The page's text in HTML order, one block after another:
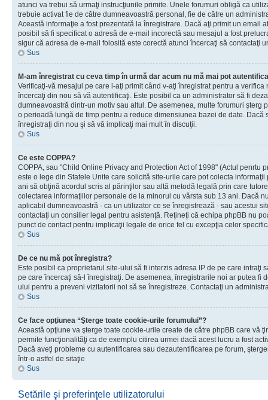
atunci va trebui să urmaţi instrucţiunile primite. Unele forumuri obligă ca
trebuie activat fie de către dumneavoastră personal, fie de către un
Această informaţie a fost prezentată la înregistrare. Dacă aţi primit un email
posibil să fi specificat o adresă de e-mail incorectă sau mesajul a fost
sigur că adresa de e-mail folosită este corectă atunci încercaţi să contactaţi
Sus
M-am înregistrat cu ceva timp în urmă dar acum nu mă mai pot
Verificaţi-vă mesajul pe care l-aţi primit când v-aţi înregistrat pentru a
încercaţi din nou să vă autentificaţi. Este posibil ca un administrator să fi
dumneavoastră dintr-un motiv sau altul. De asemenea, multe forumuri şterg
o perioadă lungă de timp pentru a reduce dimensiunea bazei de date. Dacă
înregistraţi din nou şi să vă implicaţi mai mult în discuţii.
Sus
Ce este COPPA?
COPPA, sau "Child Online Privacy and Protection Act of 1998" (Actul penrtu
este o lege din Statele Unite care solicită site-urile care pot colecta
ani să obţină acordul scris al părinţilor sau altă metodă legală prin care
colectarea informaţiilor personale de la minorul cu vârsta sub 13 ani. Dacă
aplicabil dumneavoastră - ca un utilizator ce se înregistrează - sau acestui
contactaţi un consilier legal pentru asistenţă. Reţineţi că echipa phpBB nu
punct de contact pentru implicaţii legale de orice fel cu excepţia celor
Sus
De ce nu mă pot înregistra?
Este posibil ca proprietarul site-ului să fi interzis adresa IP de pe care intraţi
pe care încercaţi să-l înregistraţi. De asemenea, înregistrarile noi ar putea fi
ului pentru a preveni vizitatorii noi să se înregistreze. Contactaţi un
Sus
Ce face opţiunea “Şterge toate cookie-urile forumului”?
Această opţiune va şterge toate cookie-urile create de către phpBB care vă
permite funcţionalităţi ca de exemplu citirea urmei dacă acest lucru a fost
Dacă aveţi probleme cu autentificarea sau dezautentificarea pe forum,
într-o astfel de sitaţie
Sus
Setările şi preferinţele utilizatorului